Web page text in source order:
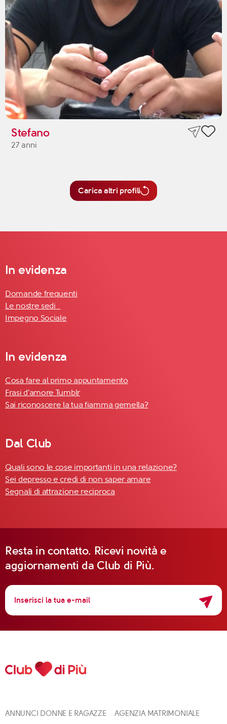
Stefano
27 anni
Carica altri profili
In evidenza
Domande frequenti
Le nostre sedi
Impegno Sociale
In evidenza
Cosa fare al primo appuntamento
Frasi d'amore Tumblr
Sai riconoscere la tua fiamma gemella?
Dal Club
Quali sono le cose importanti in una relazione?
Sei depresso e credi di non saper amare
Segnali di attrazione reciproca
Resta in contatto. Ricevi novità e
aggiornamenti da Club di Più.
ANNUNCI DONNE E RAGAZZE
AGENZIA MATRIMONIALE